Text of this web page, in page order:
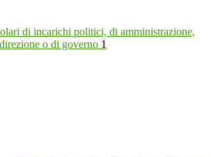
di incarichi politici, di amministrazione,
o di governo 1